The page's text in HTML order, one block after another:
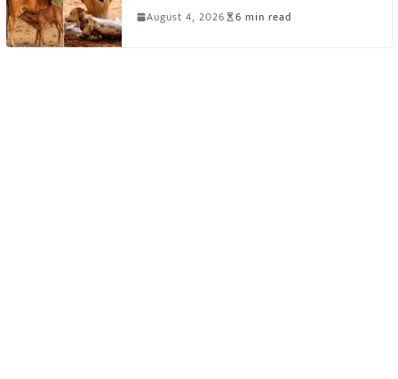
August 4, 2026 6 min read